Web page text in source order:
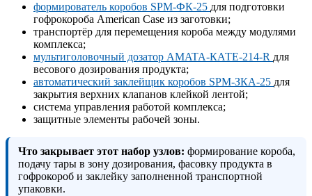
формирователь коробов SPM-ФК-25 для подготовки
гофрокороба American Case из заготовки;
транспортёр для перемещения короба между модулями
комплекса;
мультиголовочный дозатор AMATA-КАТЕ-214-R для
весового дозирования продукта;
автоматический заклейщик коробов SPM-ЗКА-25 для
закрытия верхних клапанов клейкой лентой;
система управления работой комплекса;
защитные элементы рабочей зоны.
Что закрывает этот набор узлов: формирование короба,
подачу тары в зону дозирования, фасовку продукта в
гофрокороб и заклейку заполненной транспортной
упаковки.